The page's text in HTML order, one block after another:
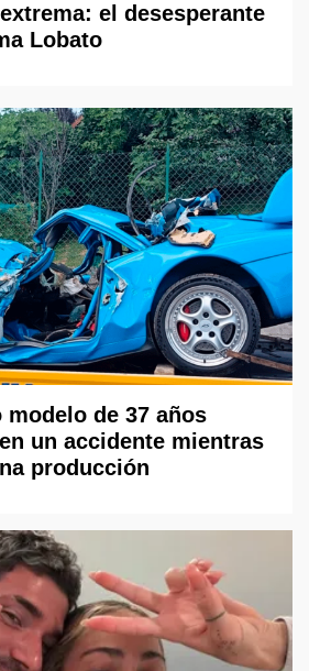
el desesperante
Lobato
modelo de 37 años
un accidente mientras
producción